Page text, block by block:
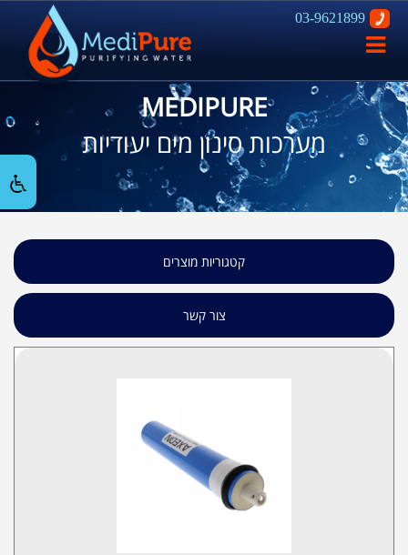
03-9621899
פתח
ניווט
MEDIPURE
מערכות סינון מים יעודיות
קטגוריות מוצרים
צור קשר